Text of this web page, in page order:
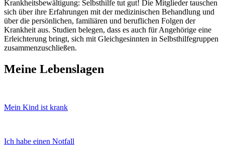
Krankheitsbewältigung: Selbsthilfe tut gut! Die Mitglieder tauschen
sich über ihre Erfah­rungen mit der medizinischen Behandlung und
über die per­sönlichen, familiären und beruflichen Folgen der
Krankheit aus. Studien belegen, dass es auch für Angehörige eine
Erleichterung bringt, sich mit Gleichgesinnten in Selbsthilfegruppen
zusammenzuschließen.
Meine Lebenslagen
Mein Kind ist krank
Ich habe einen Notfall